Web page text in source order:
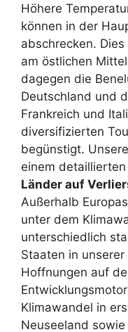
Höhere
können in der
abschrecken.
am östlichen
dagegen die
Deutschland und
Frankreich und
diversifizierten
begünstigt.
einem
Länder auf
Außerhalb
unter dem
unterschiedlich
Staaten in
Hoffnungen auf
Klimawandel in
Neuseeland